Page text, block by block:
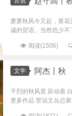
萧萧秋风今又起，黄
诚的贺语。当然也少
阅读(1506)
文学 阿杰丨秋
干烈的秋风里 跃动着
更多作品 世说文丛总索